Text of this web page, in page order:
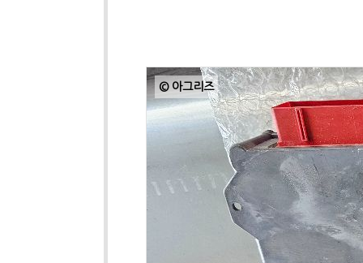
© 아그리즈